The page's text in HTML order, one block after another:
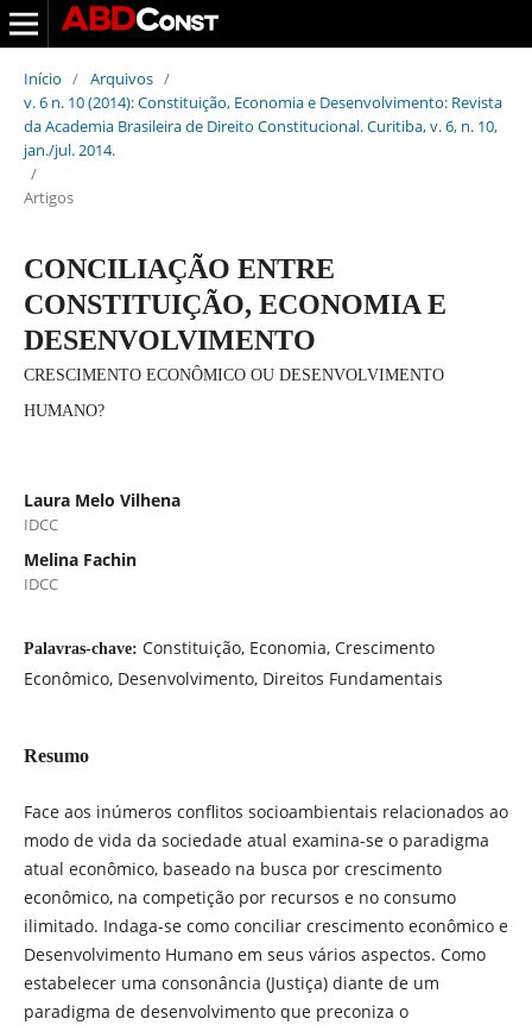
Início / Arquivos /
v. 6 n. 10 (2014): Constituição, Economia e Desenvolvimento: Revista
da Academia Brasileira de Direito Constitucional. Curitiba, v. 6, n. 10,
jan./jul. 2014.
/
Artigos
CONCILIAÇÃO ENTRE
CONSTITUIÇÃO, ECONOMIA E
DESENVOLVIMENTO
CRESCIMENTO ECONÔMICO OU DESENVOLVIMENTO
HUMANO?
Laura Melo Vilhena
IDCC
Melina Fachin
IDCC
Palavras-chave: Constituição, Economia, Crescimento
Econômico, Desenvolvimento, Direitos Fundamentais
Resumo
Face aos inúmeros conflitos socioambientais relacionados ao
modo de vida da sociedade atual examina-se o paradigma
atual econômico, baseado na busca por crescimento
econômico, na competição por recursos e no consumo
ilimitado. Indaga-se como conciliar crescimento econômico e
Desenvolvimento Humano em seus vários aspectos. Como
estabelecer uma consonância (Justiça) diante de um
paradigma de desenvolvimento que preconiza o